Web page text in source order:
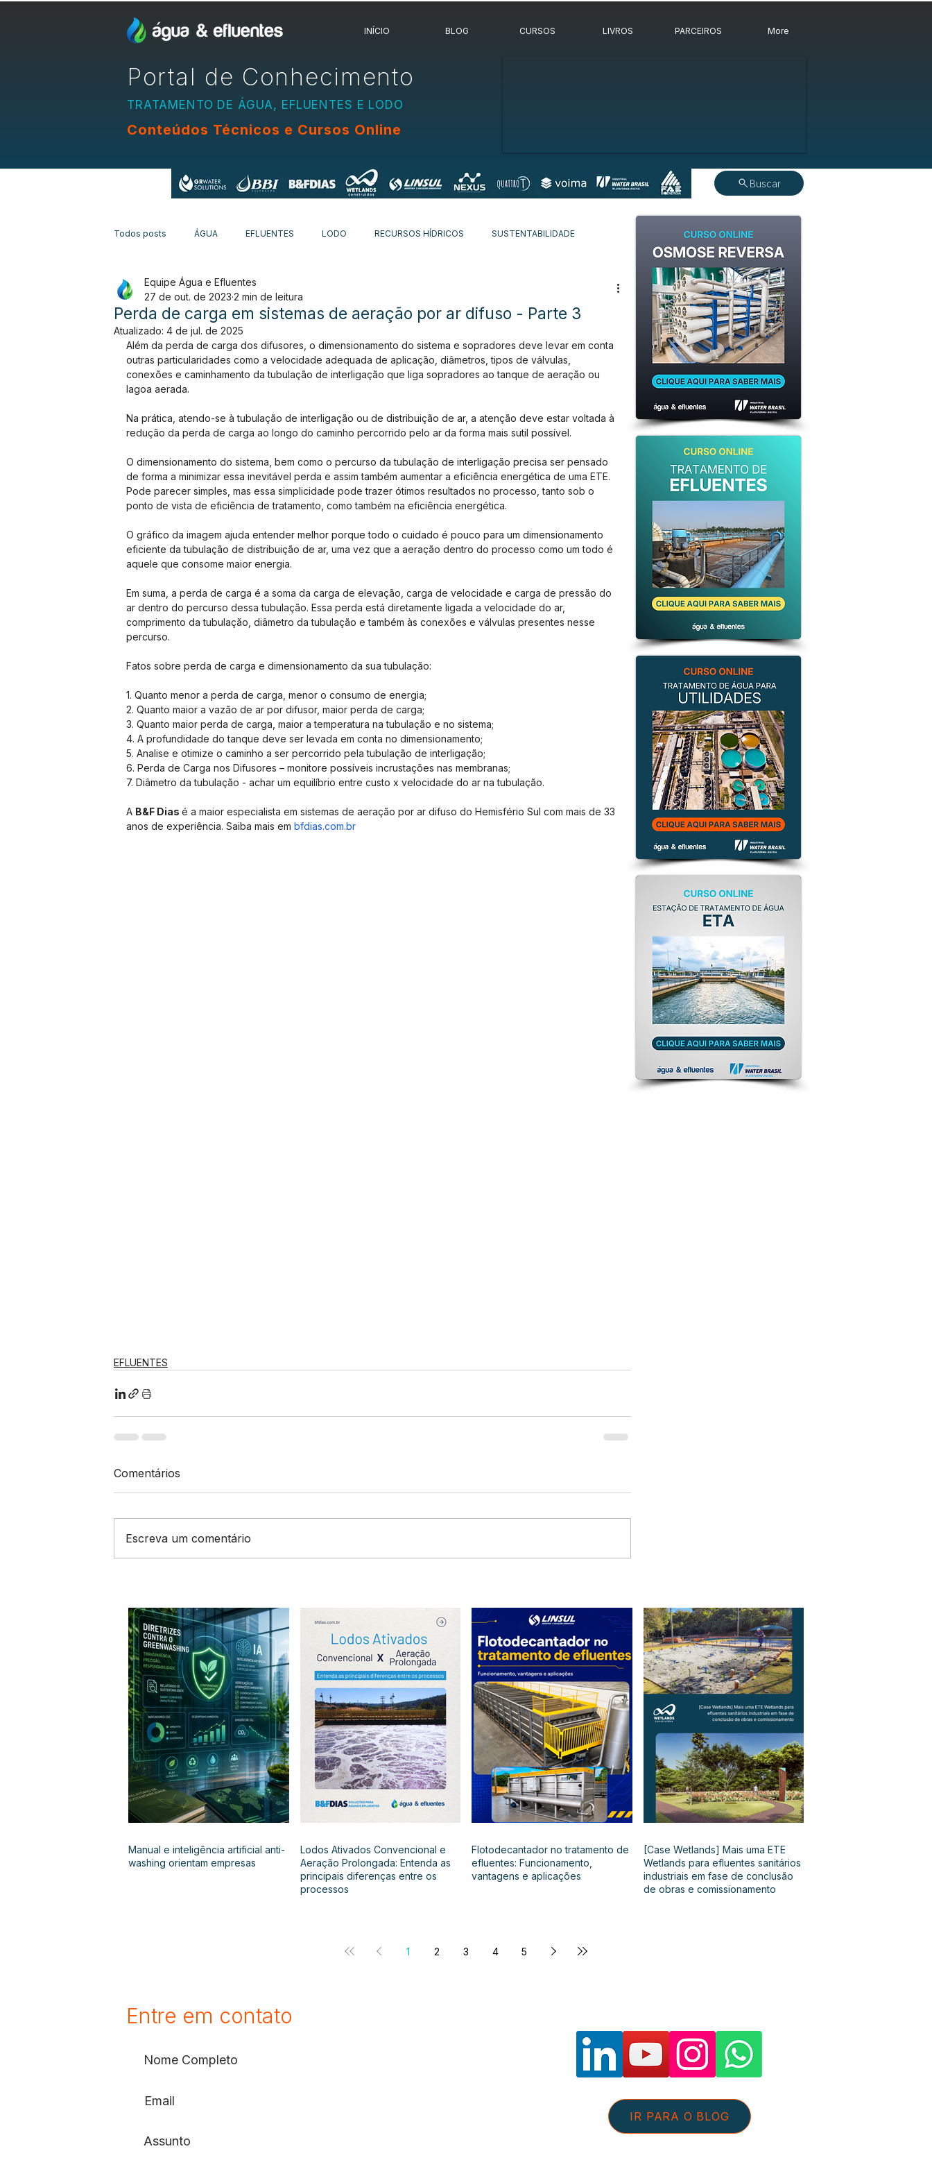
INÍCIO BLOG CURSOS LIVROS PARCEIROS More
Portal de Conhecimento
TRATAMENTO DE ÁGUA, EFLUENTES E LODO
Conteúdos Técnicos e Cursos Online
Buscar
Todos posts ÁGUA EFLUENTES LODO RECURSOS HÍDRICOS SUSTENTABILIDADE
EQUIPAMENTOS CURSOS
Perda de carga em sistemas de aeração por ar difuso - Parte 3
Equipe Água e Efluentes
27 de out. de 2023 2 min de leitura
Atualizado: 4 de jul. de 2025
Além da perda de carga dos difusores, o dimensionamento do sistema e sopradores deve levar em conta
outras particularidades como a velocidade adequada de aplicação, diâmetros, tipos de válvulas,
conexões e caminhamento da tubulação de interligação que liga sopradores ao tanque de aeração ou
lagoa aerada.
Na prática, atendo-se à tubulação de interligação ou de distribuição de ar, a atenção deve estar voltada à
redução da perda de carga ao longo do caminho percorrido pelo ar da forma mais sutil possível.
O dimensionamento do sistema, bem como o percurso da tubulação de interligação precisa ser pensado
de forma a minimizar essa inevitável perda e assim também aumentar a eficiência energética de uma ETE.
Pode parecer simples, mas essa simplicidade pode trazer ótimos resultados no processo, tanto sob o
ponto de vista de eficiência de tratamento, como também na eficiência energética.
O gráfico da imagem ajuda entender melhor porque todo o cuidado é pouco para um dimensionamento
eficiente da tubulação de distribuição de ar, uma vez que a aeração dentro do processo como um todo é
aquele que consome maior energia.
Em suma, a perda de carga é a soma da carga de elevação, carga de velocidade e carga de pressão do
ar dentro do percurso dessa tubulação. Essa perda está diretamente ligada a velocidade do ar,
comprimento da tubulação, diâmetro da tubulação e também às conexões e válvulas presentes nesse
percurso.
Fatos sobre perda de carga e dimensionamento da sua tubulação:
1. Quanto menor a perda de carga, menor o consumo de energia;
2. Quanto maior a vazão de ar por difusor, maior perda de carga;
3. Quanto maior perda de carga, maior a temperatura na tubulação e no sistema;
4. A profundidade do tanque deve ser levada em conta no dimensionamento;
5. Analise e otimize o caminho a ser percorrido pela tubulação de interligação;
6. Perda de Carga nos Difusores – monitore possíveis incrustações nas membranas;
7. Diâmetro da tubulação - achar um equilíbrio entre custo x velocidade do ar na tubulação.
A B&F Dias é a maior especialista em sistemas de aeração por ar difuso do Hemisfério Sul com mais de 33
anos de experiência. Saiba mais em bfdias.com.br
EFLUENTES
Comentários
Escreva um comentário
Manual e inteligência artificial anti-
washing orientam empresas
Lodos Ativados Convencional e
Aeração Prolongada: Entenda as
principais diferenças entre os
processos
Flotodecantador no tratamento de
efluentes: Funcionamento,
vantagens e aplicações
[Case Wetlands] Mais uma ETE
Wetlands para efluentes sanitários
industriais em fase de conclusão
de obras e comissionamento
1 2 3 4 5
Entre em contato
IR PARA O BLOG